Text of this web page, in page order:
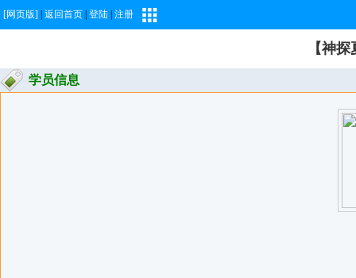
[网页版] 返回首页 登陆 注册
【神
学员信息